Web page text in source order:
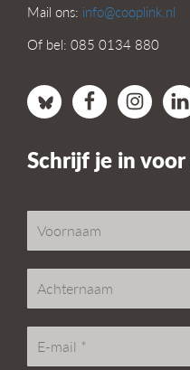
Mail ons: info@cooplink.nl
Of bel: 085 0134 880
Schrijf je in